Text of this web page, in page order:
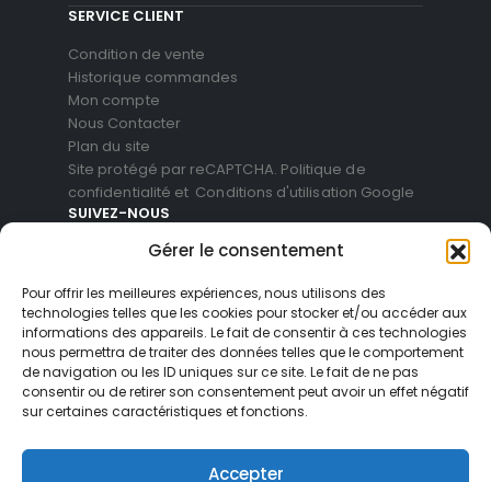
Gérer le consentement
Pour offrir les meilleures expériences, nous utilisons des
technologies telles que les cookies pour stocker et/ou accéder aux
informations des appareils. Le fait de consentir à ces technologies
nous permettra de traiter des données telles que le comportement
de navigation ou les ID uniques sur ce site. Le fait de ne pas
consentir ou de retirer son consentement peut avoir un effet négatif
sur certaines caractéristiques et fonctions.
Accepter
SERVICE CLIENT
Condition de vente
Historique commandes
Mon compte
Nous Contacter
Plan du site
Site protégé par reCAPTCHA. Politique de
confidentialité et Conditions d'utilisation Google
SUIVEZ-NOUS